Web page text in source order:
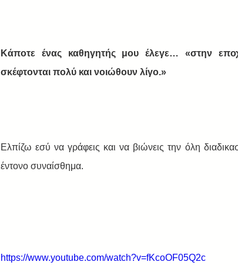
Κάποτε ένας καθηγητής μου έλεγε… «στην
σκέφτονται πολύ και νοιώθουν λίγο.»
Ελπίζω εσύ να γράφεις και να βιώνεις την όλη
έντονο συναίσθημα.
https://www.youtube.com/watch?v=fKcoOF05Q2c